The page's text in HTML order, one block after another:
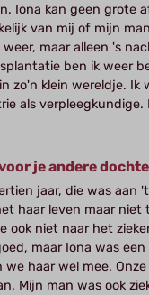
Iona kan geen grote
van mij of mijn
maar alleen 's
ben ik weer
zo'n klein wereldje. Ik
als verpleegkundige.
je andere
jaar, die was aan
haar leven maar niet
ook niet naar het
maar Iona was
we haar wel mee.
Mijn man was ook